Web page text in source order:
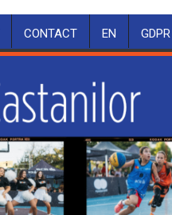
CONTACT EN GDPR